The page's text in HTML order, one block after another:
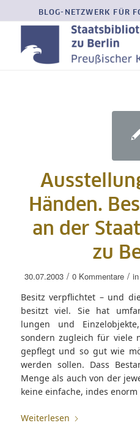
BLOG-NETZWERK FÜR
Händen.
an der
zu
30.07.2003 / 0 Kommentare / in
Besitz verpflichtet – und
besitzt viel. Sie hat
lungen und
sondern zugleich für viele
gepflegt und so gut wie
werden sollen. Dass
Menge als auch von der
keine einfache, indes
Weiterlesen